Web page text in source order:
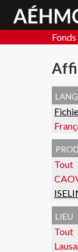
Tout
lieu
Tout